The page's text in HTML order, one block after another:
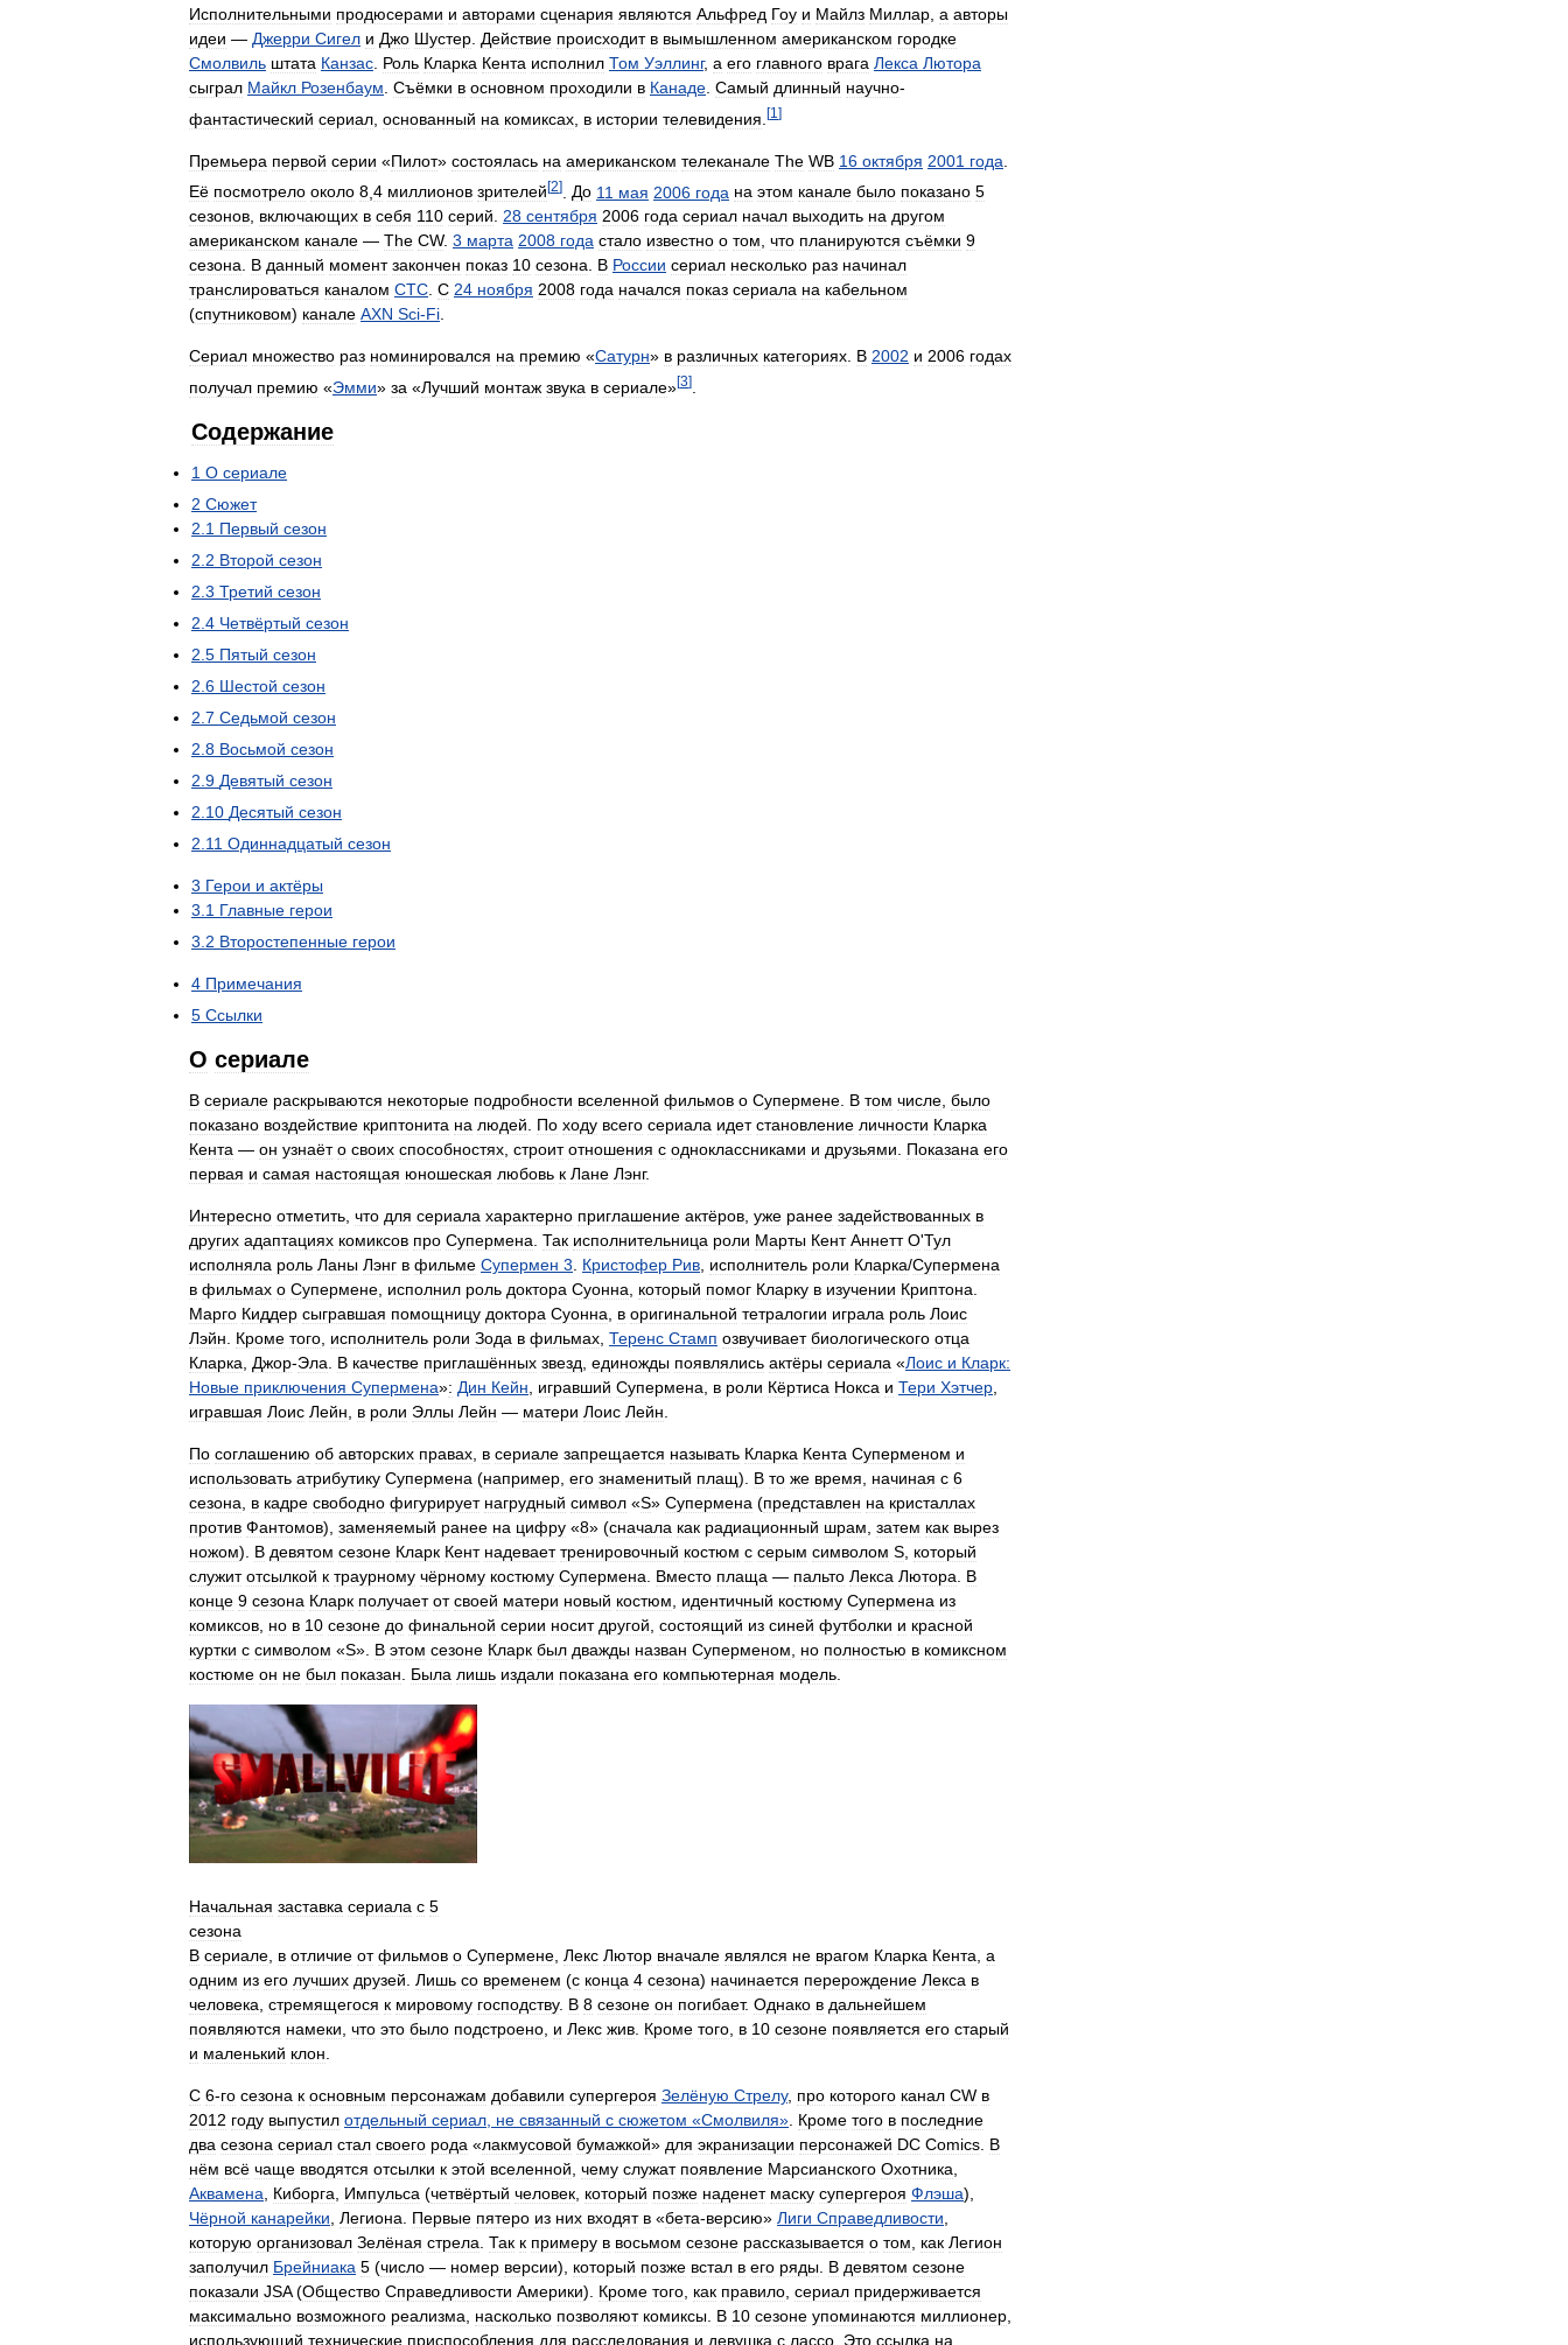
Исполнительными продюсерами и авторами сценария являются Альфред Гоу и Майлз Миллар а авторы
идеи — Джерри Сигел и Джо Шустер Действие происходит в вымышленном американском городке
Смолвиль штата Канзас Роль Кларка Кента исполнил Том Уэллинг, а его главного врага Лекса Лютора
сыграл Майкл Розенбаум Съёмки в основном проходили в Канаде Самый длинный научно-
фантастический сериал основанный на комиксах в истории телевидения [1 ]
Премьера первой серии «Пилот» состоялась на американском телеканале The WB 16 октября 2001 года
Её посмотрело около 8 4 миллионов зрителей[2] До 11 мая 2006 года на этом канале было показано 5
сезонов, включающих в себя 110 серий. 28 сентября 2006 года сериал начал выходить на другом
американском канале — The CW. 3 марта 2008 года стало известно о том, что планируются съёмки 9
сезона. В данный момент закончен показ 10 сезона. В России сериал несколько раз начинал
транслироваться каналом СТС. С 24 ноября 2008 года начался показ сериала на кабельном
(спутниковом) канале AXN Sci-Fi.
Сериал множество раз номинировался на премию «Сатурн» в различных категориях. В 2002 и 2006 годах
получал премию «Эмми» за «Лучший монтаж звука в сериале»[3]
Содержание
1 О сериале
2 Сюжет
2 1 Первый сезон
2 2 Второй сезон
2 3 Третий сезон
2 4 Четвёртый сезон
2 5 Пятый сезон
2 6 Шестой сезон
2 7 Седьмой сезон
2 8 Восьмой сезон
2 9 Девятый сезон
2 10 Десятый сезон
2 11 Одиннадцатый сезон
3 Герои и актёры
3 1 Главные герои
3 2 Второстепенные герои
4 Примечания
5 Ссылки
О сериале
В сериале раскрываются некоторые подробности вселенной фильмов о Супермене В том числе было
показано воздействие криптонита на людей По ходу всего сериала идет становление личности Кларка
Кента — он узнаёт о своих способностях строит отношения с одноклассниками и друзьями Показана его
первая и самая настоящая юношеская любовь к Лане Лэнг.
Интересно отметить что для сериала характерно приглашение актёров уже ранее задействованных в
других адаптациях комиксов про Супермена Так исполнительница роли Марты Кент Аннетт О'Тул
исполняла роль Ланы Лэнг в фильме Супермен 3 Кристофер Рив исполнитель роли Кларка/Супермена
в фильмах о Супермене исполнил роль доктора Суонна который помог Кларку в изучении Криптона
Марго Киддер сыгравшая помощницу доктора Суонна в оригинальной тетралогии играла роль Лоис
Лэйн
Кроме того исполнитель роли Зода в фильмах Теренс Стамп озвучивает биологического отца
Кларка
Джор-Эла В качестве приглашённых звезд единожды появлялись актёры сериала «Лоис и Кларк:
Новые приключения Супермена»: Дин Кейн игравший Супермена в роли Кёртиса Нокса и Тери Хэтчер
игравшая Лоис Лейн в роли Эллы Лейн — матери Лоис Лейн
По соглашению об авторских правах в сериале запрещается называть Кларка Кента Суперменом и
использовать атрибутику Супермена (например его знаменитый плащ). В то же время начиная с 6
сезона
в кадре свободно фигурирует нагрудный символ «S» Супермена (представлен на кристаллах
против Фантомов), заменяемый ранее на цифру «8» (сначала как радиационный шрам затем как вырез
ножом). В девятом сезоне Кларк Кент надевает тренировочный костюм с серым символом S который
служит отсылкой к траурному чёрному костюму Супермена Вместо плаща — пальто Лекса Лютора
В
конце 9 сезона Кларк получает от своей матери новый костюм идентичный костюму Супермена из
комиксов но в 10 сезоне до финальной серии носит другой состоящий из синей футболки и красной
куртки с символом «S». В этом сезоне Кларк был дважды назван Суперменом но полностью в комиксном
костюме он не был показан Была лишь издали показана его компьютерная модель
Начальная заставка сериала с 5
сезона
В сериале, в отличие от фильмов о Супермене, Лекс Лютор вначале являлся не врагом Кларка Кента, а
одним из его лучших друзей. Лишь со временем (с конца 4 сезона) начинается перерождение Лекса в
человека, стремящегося к мировому господству. В 8 сезоне он погибает. Однако в дальнейшем
появляются намеки, что это было подстроено, и Лекс жив. Кроме того, в 10 сезоне появляется его старый
и маленький клон.
С 6-го сезона к основным персонажам добавили супергероя Зелёную Стрелу, про которого канал CW в
2012 году выпустил отдельный сериал, не связанный с сюжетом «Смолвиля». Кроме того в последние
два сезона сериал стал своего рода «лакмусовой бумажкой» для экранизации персонажей DC Comics. В
нём всё чаще вводятся отсылки к этой вселенной, чему служат появление Марсианского Охотника,
Аквамена, Киборга, Импульса (четвёртый человек, который позже наденет маску супергероя Флэша),
Чёрной канарейки, Легиона. Первые пятеро из них входят в «бета-версию» Лиги Справедливости,
которую организовал Зелёная стрела. Так к примеру в восьмом сезоне рассказывается о том, как Легион
заполучил Брейниака 5 (число — номер версии), который позже встал в его ряды. В девятом сезоне
показали JSA(Общество Справедливости Америки). Кроме того, как правило, сериал придерживается
максимально возможного реализма, насколько позволяют комиксы. В 10 сезоне упоминаются миллионер,
использующий технические приспособления для расследования и девушка с лассо Это ссылка на